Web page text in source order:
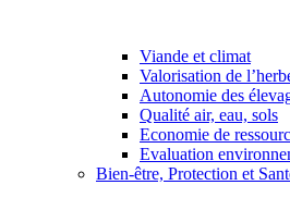
Viande et climat
Valorisation de
Autonomie des
Qualité air, eau, sols
Economie de
Evaluation
Bien-être, Protection et